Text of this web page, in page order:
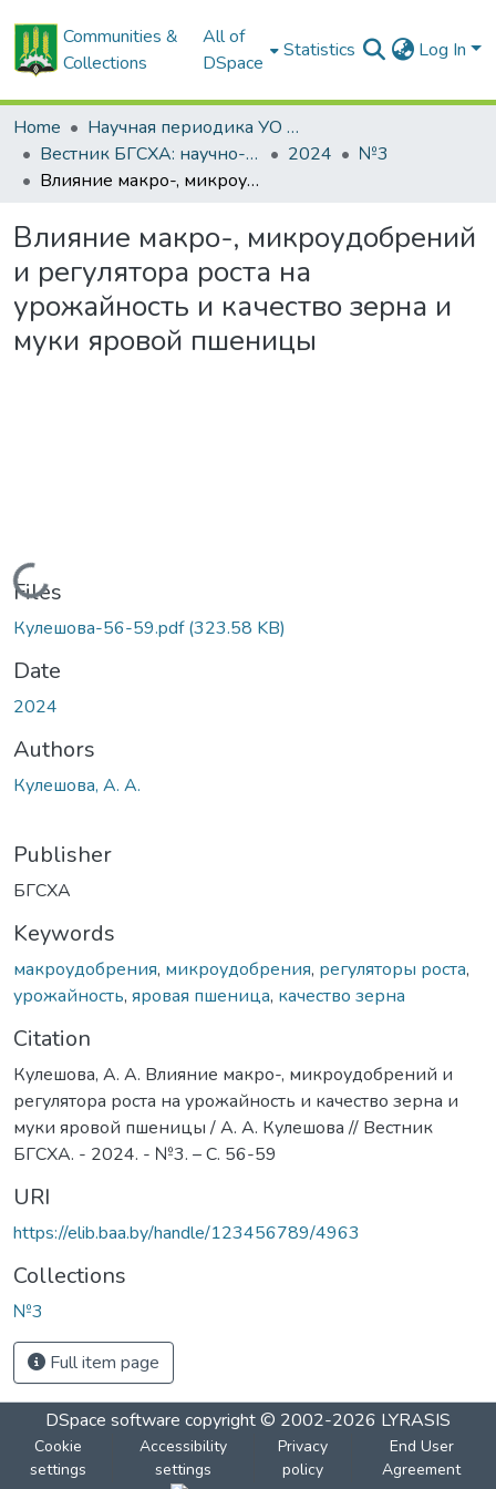
Communities &
Collections
All of
DSpace
Statistics Log In
Home
Научная периодика УО БГСХА
Вестник БГСХА: научно-методический журнал Белорусской государственной сельскохозяйственной академии
2024
№3
Влияние макро-, микроудобрений и регулятора роста на урожайность и качество зерна и муки яровой пшеницы
Влияние макро-, микроудобрений
и регулятора роста на
урожайность и качество зерна и
муки яровой пшеницы
Loading...
Files
Кулешова-56-59.pdf(323.58 KB)
Date
2024
Authors
Кулешова, А. А.
Publisher
БГСХА
Keywords
макроудобрения, микроудобрения, регуляторы роста,
урожайность, яровая пшеница, качество зерна
Citation
Кулешова, А. А. Влияние макро-, микроудобрений и
регулятора роста на урожайность и качество зерна и
муки яровой пшеницы / А. А. Кулешова // Вестник
БГСХА. - 2024. - №3. – С. 56-59
URI
https://elib.baa.by/handle/123456789/4963
Collections
№3
Full item page
DSpace software copyright © 2002-2026 LYRASIS
Cookie
settings
Accessibility
settings
Privacy
policy
End User
Agreement